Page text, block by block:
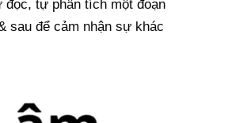
tự phân tích một đoạn
sau để cảm nhận sự khác